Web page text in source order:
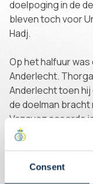
Consent
doelpoging in de
bleven toch voor
Hadj.
Op het halfuur
Anderlecht.
Anderlecht toen
de doelman
Vazquez scoorde
stond buitenspel.
Op het einde van